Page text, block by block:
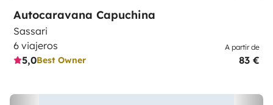
Autocaravana Capuchina
Sassari
6 viajeros
5,0Best Owner
A partir de
83 €